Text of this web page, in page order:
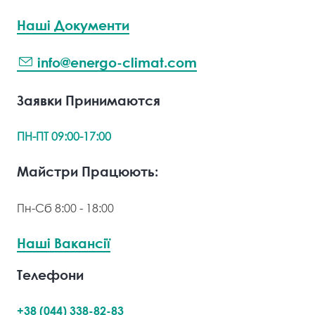
Окремо варто зауважити, що самостійна
заміни її на ванну. Хочете мати одночасно кабінку і
форму і подавати заяву.
Нюанси, чи варто братися
самому?
передбачають підключення до електромережі. В
умовах підвищеної вологості, рекомендується
пилу. Кращим місцем для її розміщення будуть
Наші Документи
info@energo-climat.com
Заявки Принимаются
ПН-ПТ 09:00-17:00
Майстри Працюють:
Пн-Сб 8:00 - 18:00
Наші Вакансії
Телефони
+38 (044) 338-82-83